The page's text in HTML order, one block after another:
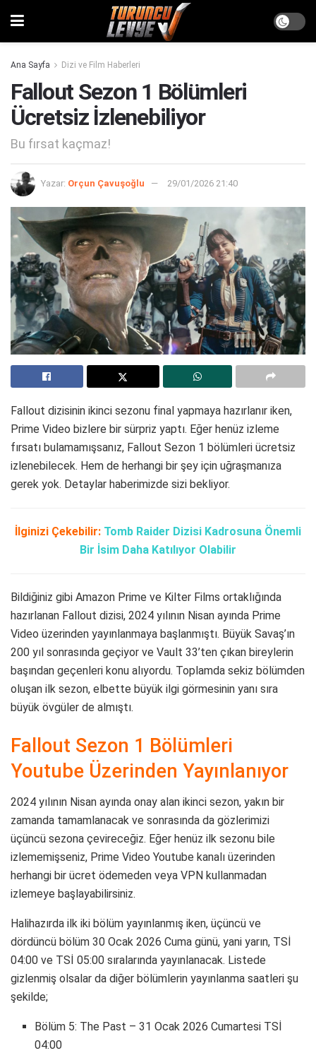
Ana Sayfa Dizi ve Film Haberleri
Fallout Sezon 1 Bölümleri
Ücretsiz İzlenebiliyor
Bu fırsat kaçmaz!
Yazar: Orçun Çavuşoğlu 29/01/2026 21:40
Fallout dizisinin ikinci sezonu final yapmaya hazırlanır iken,
Prime Video bizlere bir sürpriz yaptı. Eğer henüz izleme
fırsatı bulamamışsanız, Fallout Sezon 1 bölümleri ücretsiz
izlenebilecek. Hem de herhangi bir şey için uğraşmanıza
gerek yok. Detaylar haberimizde sizi bekliyor.
İlginizi Çekebilir: Tomb Raider Dizisi Kadrosuna Önemli
Bir İsim Daha Katılıyor Olabilir
Bildiğiniz gibi Amazon Prime ve Kilter Films ortaklığında
hazırlanan Fallout dizisi, 2024 yılının Nisan ayında Prime
Video üzerinden yayınlanmaya başlanmıştı. Büyük Savaş’ın
200 yıl sonrasında geçiyor ve Vault 33’ten çıkan bireylerin
başından geçenleri konu alıyordu. Toplamda sekiz bölümden
oluşan ilk sezon, elbette büyük ilgi görmesinin yanı sıra
büyük övgüler de almıştı.
Fallout Sezon 1 Bölümleri
Youtube Üzerinden Yayınlanıyor
2024 yılının Nisan ayında onay alan ikinci sezon, yakın bir
zamanda tamamlanacak ve sonrasında da gözlerimizi
üçüncü sezona çevireceğiz. Eğer henüz ilk sezonu bile
izlememişseniz, Prime Video Youtube kanalı üzerinden
herhangi bir ücret ödemeden veya VPN kullanmadan
izlemeye başlayabilirsiniz.
Halihazırda ilk iki bölüm yayınlanmış iken, üçüncü ve
dördüncü bölüm 30 Ocak 2026 Cuma günü, yani yarın, TSİ
04:00 ve TSİ 05:00 sıralarında yayınlanacak. Listede
gizlenmiş olsalar da diğer bölümlerin yayınlanma saatleri şu
şekilde;
Bölüm 5: The Past – 31 Ocak 2026 Cumartesi TSİ
04:00